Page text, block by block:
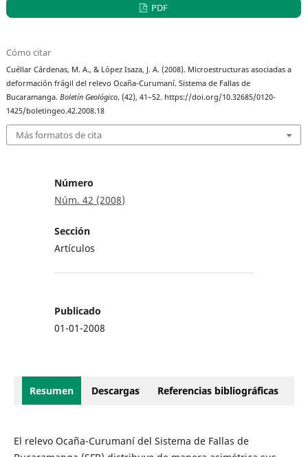
PDF
Cómo citar
Cuéllar Cárdenas, M. A., & López Isaza, J. A. (2008). Microestructuras asociadas a
deformación frágil del relevo Ocaña-Curumaní. Sistema de Fallas de
Bucaramanga.Boletín Geológico, (42), 41–52. https://doi.org/10.32685/0120-
1425/boletingeo.42.2008.18
Más formatos de cita
Número
Núm. 42 (2008)
Sección
Artículos
Publicado
01-01-2008
Resumen Descargas Referencias bibliográficas
El relevo Ocaña-Curumaní del Sistema de Fallas de